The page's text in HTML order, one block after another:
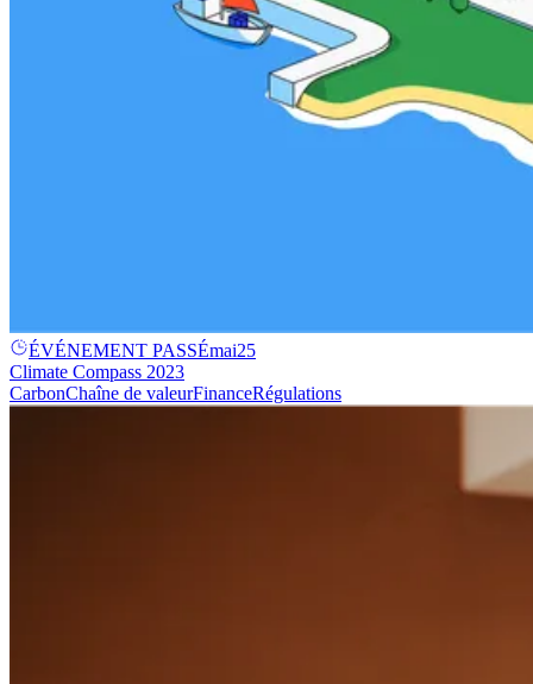
ÉVÉNEMENT PASSÉmai25
Climate Compass 2023
CarbonChaîne de valeurFinanceRégulations